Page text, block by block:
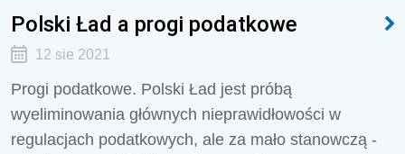
Polski Ład a progi podatkowe
12 sie 2021
Progi podatkowe. Polski Ład jest próbą
wyeliminowania głównych nieprawidłowości w
regulacjach podatkowych, ale za mało stanowczą -